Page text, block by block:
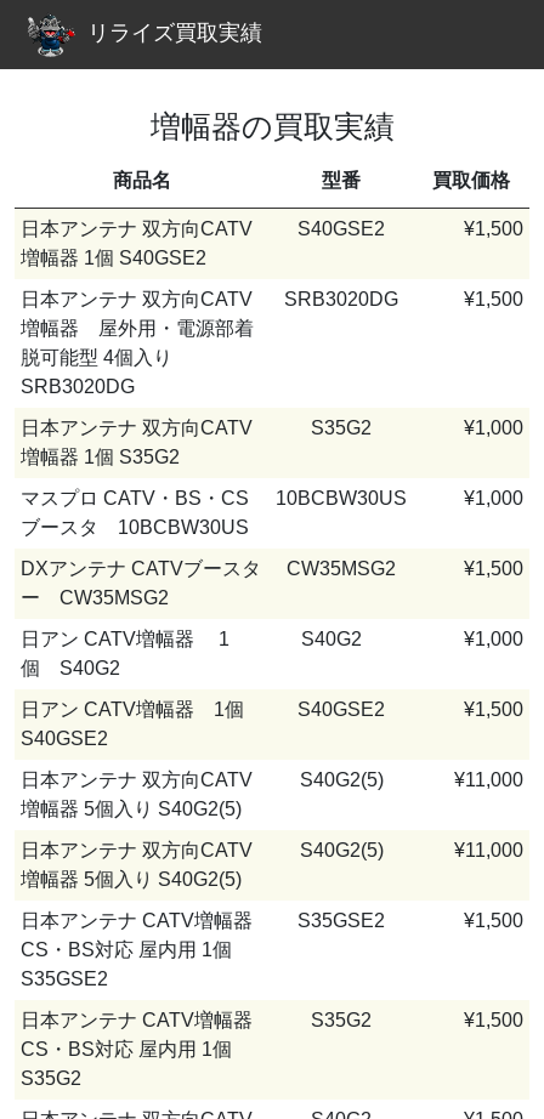
リライズ買取実績
増幅器の買取実績
商品名 型番 買取価格
日本アンテナ 双方向CATV
増幅器 1個 S40GSE2
S40GSE2 ¥1,500
日本アンテナ 双方向CATV
増幅器 屋外用・電源部着
脱可能型 4個入り
SRB3020DG
SRB3020DG ¥1,500
日本アンテナ 双方向CATV
増幅器 1個 S35G2
S35G2 ¥1,000
マスプロ CATV・BS・CS
ブースタ 10BCBW30US
10BCBW30US ¥1,000
DXアンテナ CATVブースタ
ー CW35MSG2
CW35MSG2 ¥1,500
日アン CATV増幅器 1
個 S40G2
S40G2 ¥1,000
日アン CATV増幅器 1個
S40GSE2
S40GSE2 ¥1,500
日本アンテナ 双方向CATV
増幅器 5個入り S40G2(5)
S40G2(5) ¥11,000
日本アンテナ 双方向CATV
増幅器 5個入り S40G2(5)
S40G2(5) ¥11,000
日本アンテナ CATV増幅器
CS・BS対応 屋内用 1個
S35GSE2
S35GSE2 ¥1,500
日本アンテナ CATV増幅器
CS・BS対応 屋内用 1個
S35G2
S35G2 ¥1,500